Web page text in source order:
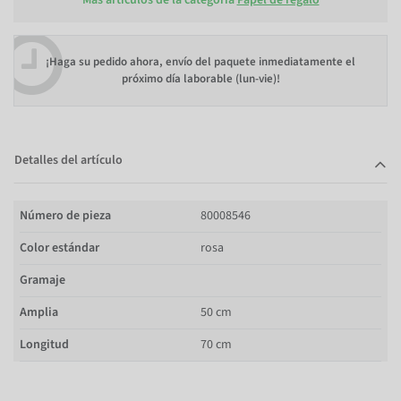
¡Haga su pedido ahora, envío del paquete inmediatamente el
próximo día laborable (lun-vie)!
Detalles del artículo
Número de pieza
80008546
Color estándar
rosa
Gramaje
Amplia
50 cm
Longitud
70 cm